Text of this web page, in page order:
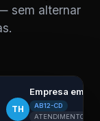
sem alternar
TH
Empresa em
AB12-CD
ATENDIMENTO